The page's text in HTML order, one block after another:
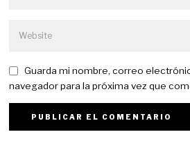
Guarda mi nombre, correo
navegador para la próxima vez que